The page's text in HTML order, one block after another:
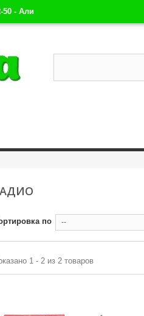
50 - Али
по --
1 - 2 из 2 товаров